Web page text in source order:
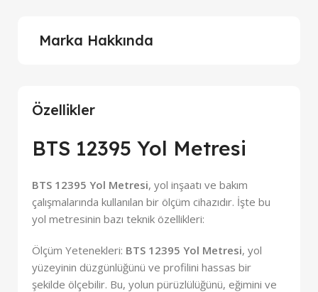
Özellikler
BTS 12395 Yol Metresi
BTS 12395 Yol Metresi, yol inşaatı ve bakım
çalışmalarında kullanılan bir ölçüm cihazıdır. İşte bu
yol metresinin bazı teknik özellikleri:
Ölçüm Yetenekleri: BTS 12395 Yol Metresi, yol
yüzeyinin düzgünlüğünü ve profilini hassas bir
şekilde ölçebilir. Bu, yolun pürüzlülüğünü, eğimini ve
Marka Hakkında